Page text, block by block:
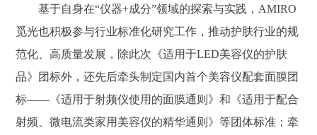
基于自身在“仪器+成分”领域的探索与实践，AMIRO
觅光也积极参与行业标准化研究工作，推动护肤行业的规
范化、高质量发展，除此次《适用于LED美容仪的护肤
品》团标外，还先后牵头制定国内首个美容仪配套面膜团
标——《适用于射频仪使用的面膜通则》和《适用于配合
射频、微电流类家用美容仪的精华通则》等团体标准；牵